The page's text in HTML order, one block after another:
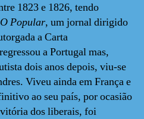
1823 e 1826, tendo
O Popular, um jornal dirigido
a Carta
a Portugal mas,
dois anos depois, viu-se
Viveu ainda em França e
ao seu país, por ocasião
dos liberais, foi